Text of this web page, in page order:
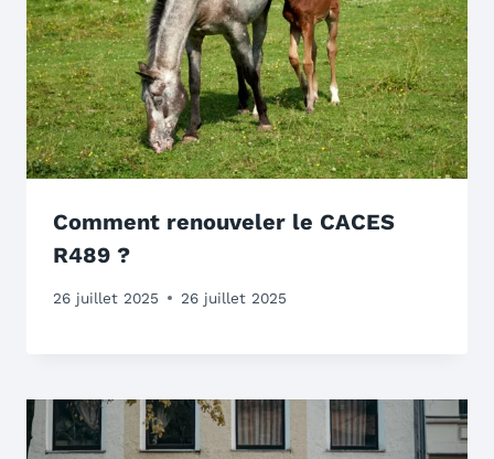
Comment renouveler le CACES
R489 ?
26 juillet 2025 26 juillet 2025